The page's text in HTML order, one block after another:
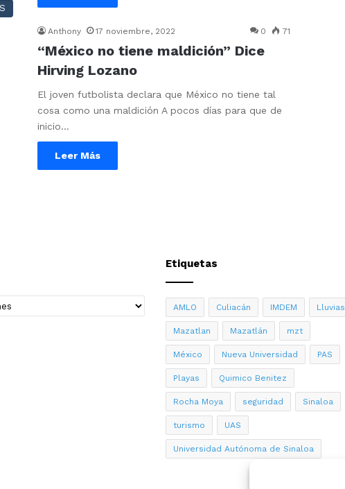
Anthony 17 noviembre, 2022 0 71
“México no tiene maldición” Dice
Hirving Lozano
El joven futbolista declara que México no tiene tal
cosa como una maldición A pocos días para que de
inicio…
Leer Más
Etiquetas
AMLO Culiacán IMDEM Lluvias
Mazatlan Mazatlán mzt
México Nueva Universidad PAS
Playas Quimico Benitez
Rocha Moya seguridad Sinaloa
turismo UAS
Universidad Autónoma de Sinaloa